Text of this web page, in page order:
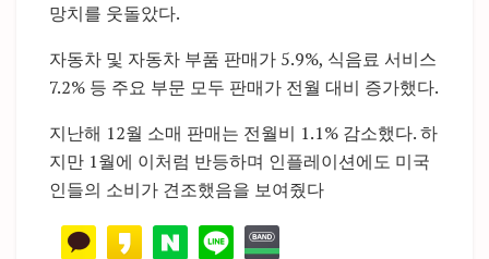
망치를 웃돌았다.
자동차 및 자동차 부품 판매가 5.9%, 식음료 서비스
7.2% 등 주요 부문 모두 판매가 전월 대비 증가했다.
지난해 12월 소매 판매는 전월비 1.1% 감소했다. 하
지만 1월에 이처럼 반등하며 인플레이션에도 미국
인들의 소비가 견조했음을 보여줬다